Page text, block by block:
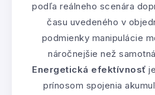
podľa reálneho scenára
času uvedeného v
podmienky manipulácie
náročnejšie než
Energetická efektívnosť
prínosom spojenia